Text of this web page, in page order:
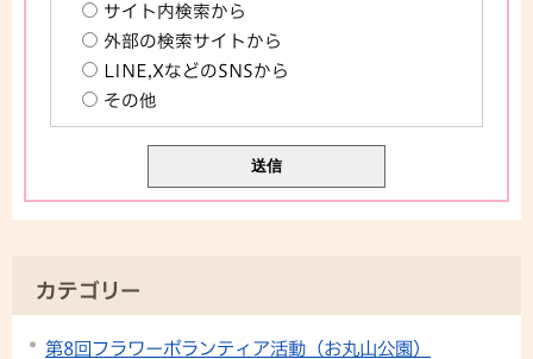
サイト内検索から
外部の検索サイトから
LINE,XなどのSNSから
その他
カテゴリー
第8回フラワーボランティア活動（お丸山公園）